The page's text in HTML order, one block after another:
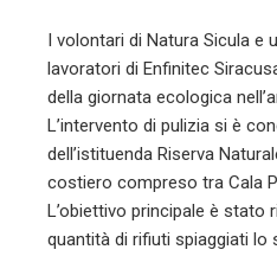
I volontari di Natura Sicula e
lavoratori di Enfinitec
della giornata ecologica
L’intervento di pulizia si è
dell’istituenda Riserva
costiero compreso tra Cala
L’obiettivo principale è stato
quantità di rifiuti spiaggiati lo